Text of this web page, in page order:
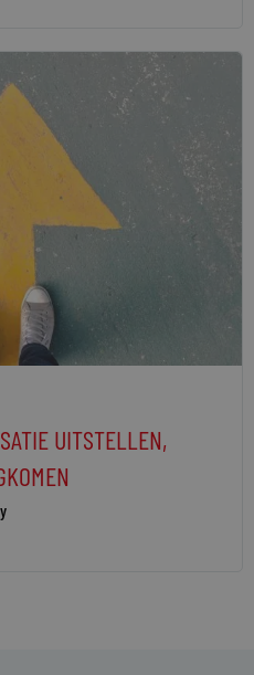
UITSTELLEN,